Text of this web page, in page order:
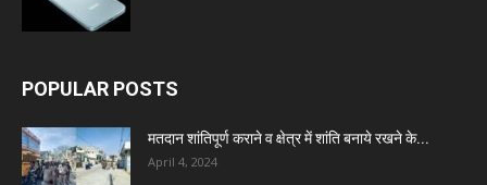
POPULAR POSTS
मतदान शांतिपूर्ण कराने व क्षेत्र में शांति बनाये रखने के...
April 4, 2024